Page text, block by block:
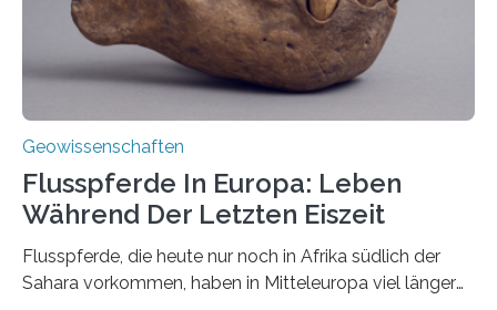
Geowissenschaften
Flusspferde In Europa: Leben
Während Der Letzten Eiszeit
Flusspferde, die heute nur noch in Afrika südlich der
Sahara vorkommen, haben in Mitteleuropa viel länger